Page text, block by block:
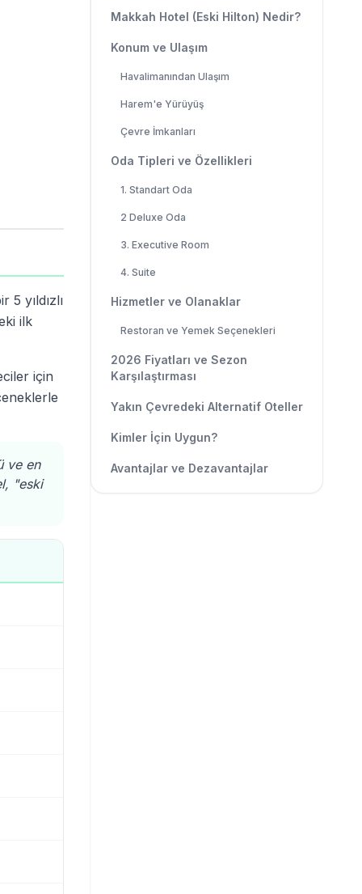
yıldızlı
ilk
için
ve en
"eski
Makkah Hotel (Eski Hilton) Nedir?
Konum ve Ulaşım
Havalimanından Ulaşım
Harem'e Yürüyüş
Çevre İmkanları
Oda Tipleri ve Özellikleri
1. Standart Oda
2 Deluxe Oda
3. Executive Room
4. Suite
Hizmetler ve Olanaklar
Restoran ve Yemek Seçenekleri
2026 Fiyatları ve Sezon
Karşılaştırması
Yakın Çevredeki Alternatif Oteller
Kimler İçin Uygun?
Avantajlar ve Dezavantajlar